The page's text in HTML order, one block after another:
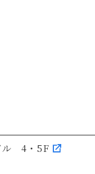
ル 4・5F